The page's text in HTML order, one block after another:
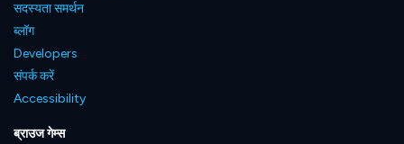
सदस्यता समर्थन
ब्लॉग
Developers
संपर्क करें
Accessibility
ब्राउज गेम्स